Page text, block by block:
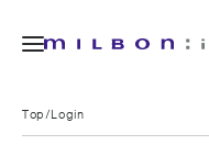
Top Login